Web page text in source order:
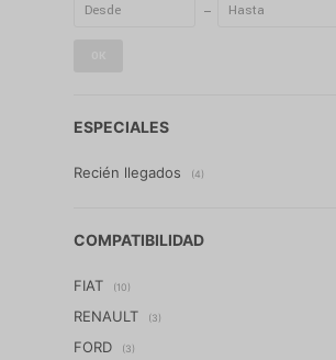
ESPECIALES
Recién llegados (4)
COMPATIBILIDAD
FIAT (10)
RENAULT (3)
FORD (3)